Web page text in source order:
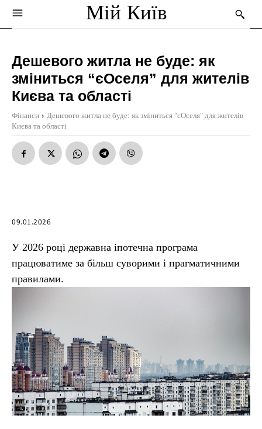
Мій Київ
Дешевого житла не буде: як
зміниться “єОселя” для жителів
Києва та області
Фінанси
Дешевого житла не буде: як зміниться "єОселя" для жителів
Києва та області
09.01.2026
У 2026 році державна іпотечна програма
працюватиме за більш суворими і прагматичними
правилами.